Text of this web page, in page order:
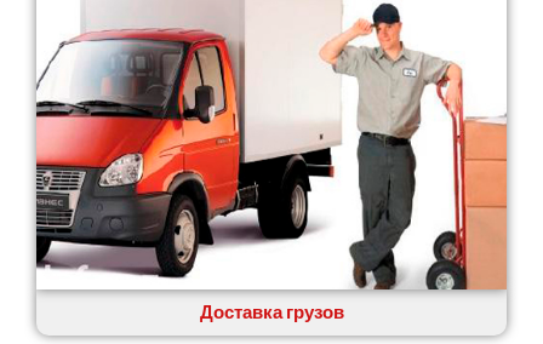
Кременчуг
Кременец
Кривой Рог
Кролевец
Кропивницкий
Крыховцы
Крюковщина
Крыжановка
Ладыжин
Лесники
Доставка грузов